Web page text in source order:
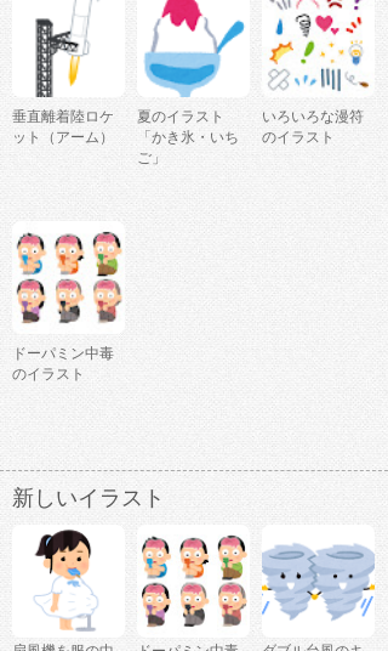
垂直離着陸ロケ
ット（アーム）
夏のイラスト
「かき氷・いち
ご」
いろいろな漫符
のイラスト
ドーパミン中毒
のイラスト
新しいイラスト